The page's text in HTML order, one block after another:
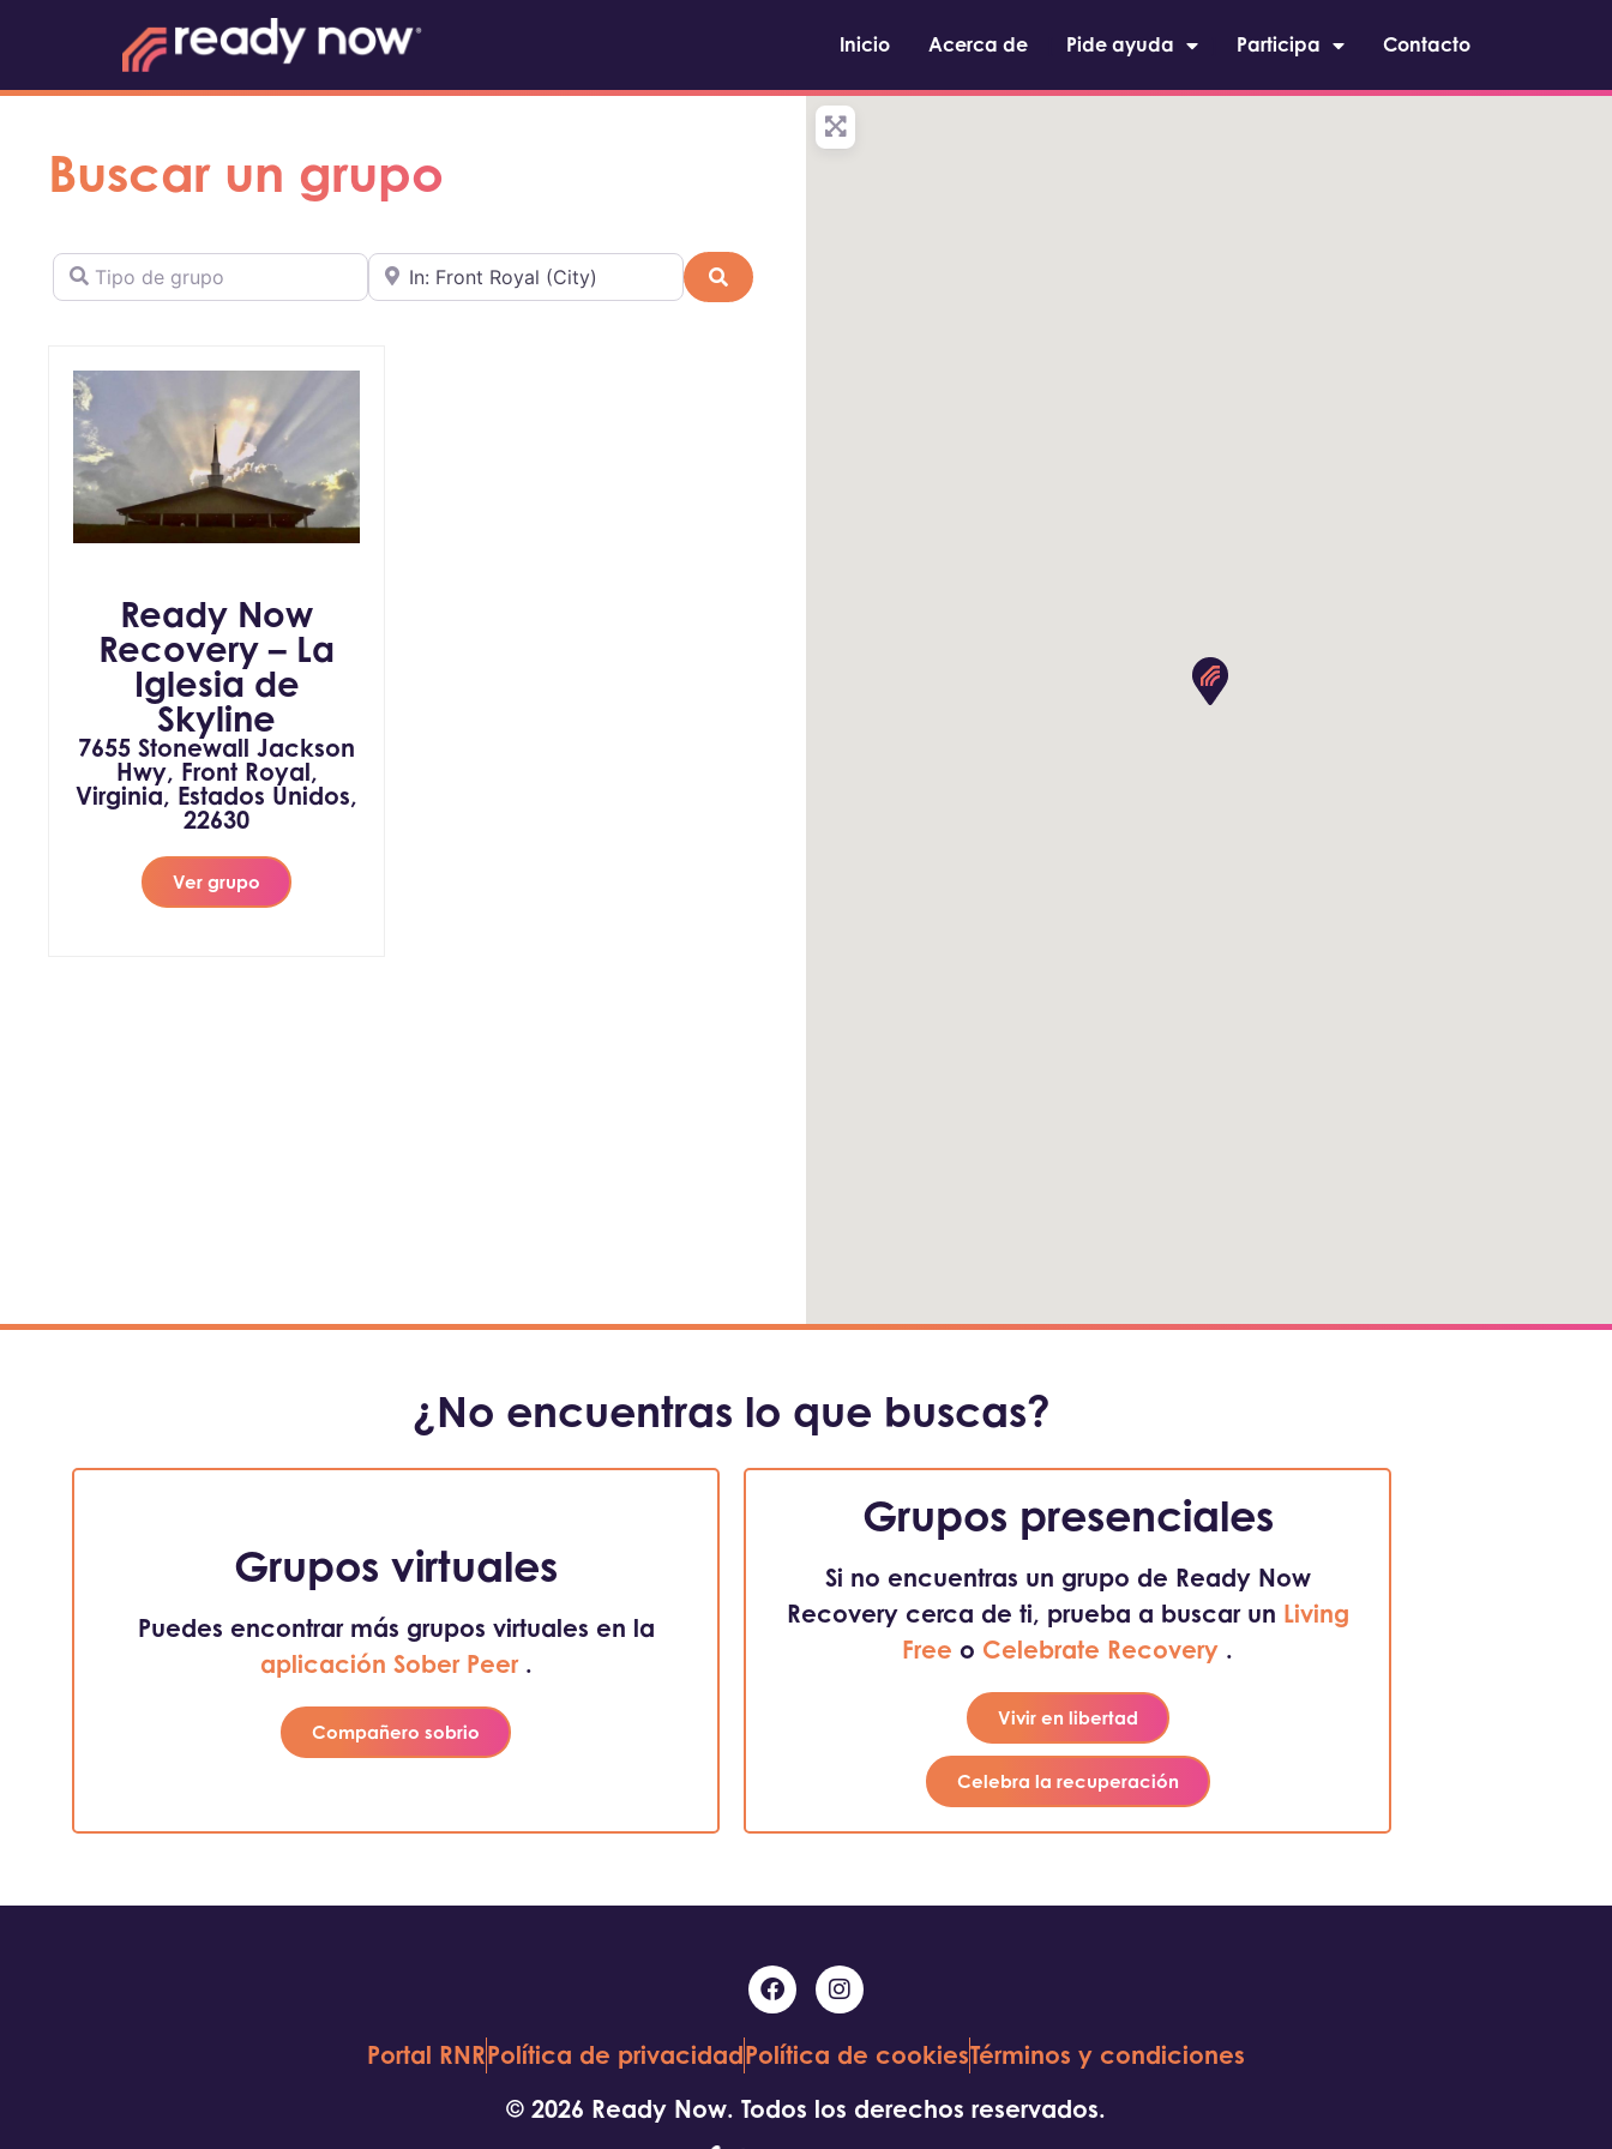
Inicio Acerca de Pide ayuda Participa Contacto
Buscar un grupo
Tipo de grupo Cerca de Buscar
Ready Now
Recovery – La
Iglesia de
Skyline
7655 Stonewall Jackson
Hwy, Front Royal,
Virginia, Estados Unidos,
22630
Ver grupo
¿No encuentras lo que buscas?
Grupos virtuales
Puedes encontrar más grupos virtuales en la
aplicación Sober Peer.
Compañero sobrio
Grupos presenciales
Si no encuentras un grupo de Ready Now
Recovery cerca de ti, prueba a buscar un Living
Free o Celebrate Recovery .
Vivir en libertad
Celebra la recuperación
Portal RNRPolítica de privacidadPolítica de cookiesTérminos y condiciones
© 2026 Ready Now. Todos los derechos reservados.